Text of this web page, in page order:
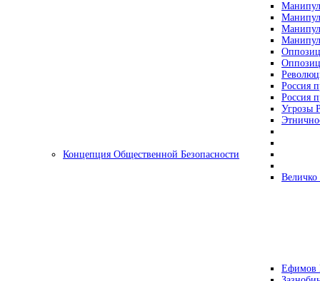
Россия
Россия
Угрозы
Концепция Общественной Безопасности
Ефимов